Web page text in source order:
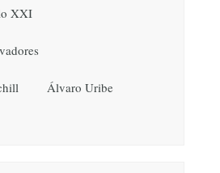
XXI
Álvaro Uribe